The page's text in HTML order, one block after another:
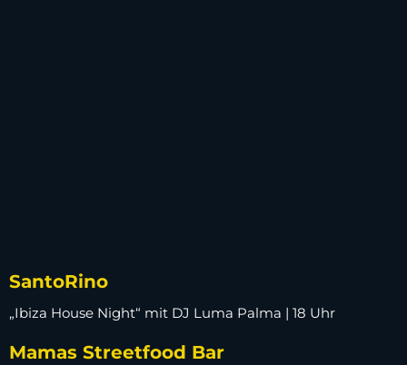
SantoRino
„Ibiza House Night“ mit DJ Luma Palma | 18 Uhr
Mamas Streetfood Bar